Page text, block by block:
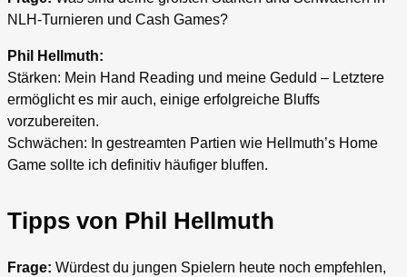
NLH-Turnieren und Cash Games?
Phil Hellmuth:
Stärken: Mein Hand Reading und meine Geduld – Letztere
ermöglicht es mir auch, einige erfolgreiche Bluffs
vorzubereiten.
Schwächen: In gestreamten Partien wie Hellmuth’s Home
Game sollte ich definitiv häufiger bluffen.
Tipps von Phil Hellmuth
Frage: Würdest du jungen Spielern heute noch empfehlen,